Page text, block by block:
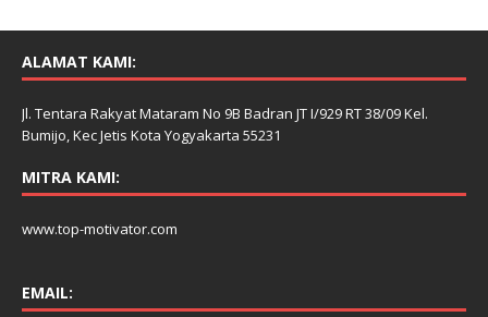
ALAMAT KAMI:
Jl. Tentara Rakyat Mataram No 9B Badran JT I/929 RT 38/09 Kel.
Bumijo, Kec Jetis Kota Yogyakarta 55231
MITRA KAMI:
www.top-motivator.com
EMAIL: